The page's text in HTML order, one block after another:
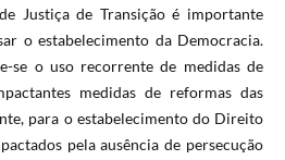
Justiça de Transição é importante
o estabelecimento da Democracia.
se o uso recorrente de medidas de
medidas de reformas das
para o estabelecimento do Direito
pela ausência de persecução